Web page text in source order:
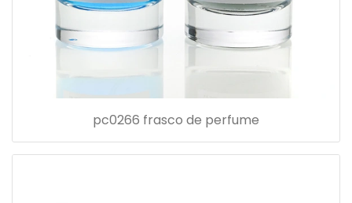
pc0266 frasco de perfume